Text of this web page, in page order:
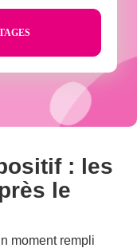
: les
le
moment rempli